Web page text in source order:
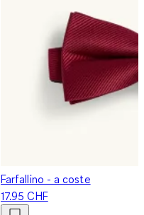
Farfallino - a coste
17.95 CHF